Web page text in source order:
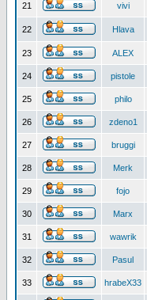
21 vivi
22 Hlava
23 ALEX
24 pistole
25 philo
26 zdeno1
27 bruggi
28 Merk
29 fojo
30 Marx
31 wawrik
32 Pasul
33 hrabeX33